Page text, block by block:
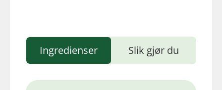
Ingredienser Slik gjør du